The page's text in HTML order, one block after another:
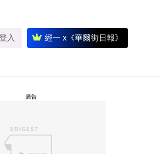
入 經一 x《華爾街日報》
廣告